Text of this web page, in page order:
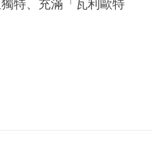
特、充滿「瓦利歐特